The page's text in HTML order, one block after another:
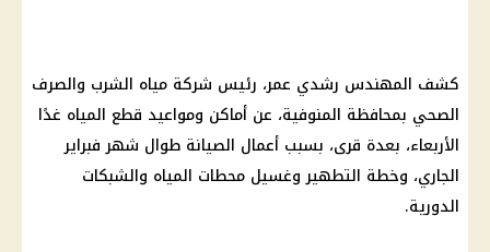
كشف المهندس رشدي عمر، رئيس شركة مياه الشرب والصرف
الصحي بمحافظة المنوفية، عن أماكن ومواعيد قطع المياه غدًا
الأربعاء، بعدة قرى، بسبب أعمال الصيانة طوال شهر فبراير
الجاري، وخطة التطهير وغسيل محطات المياه والشبكات
الدورية.